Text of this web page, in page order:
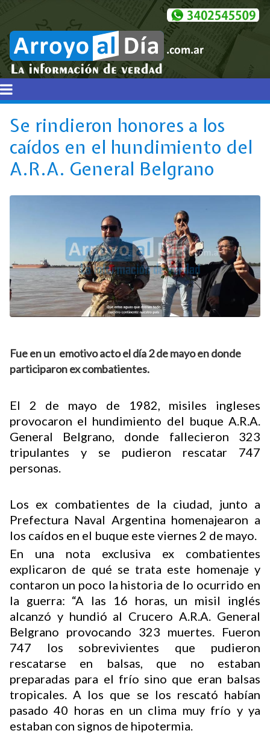
Se rindieron honores a los
caídos en el hundimiento del
A.R.A. General Belgrano
Fue en un emotivo acto el día 2 de mayo en donde
participaron ex combatientes.
El 2 de mayo de 1982, misiles ingleses
provocaron el hundimiento del buque A.R.A.
General Belgrano, donde fallecieron 323
tripulantes y se pudieron rescatar 747
personas.
Los ex combatientes de la ciudad, junto a
Prefectura Naval Argentina homenajearon a
los caídos en el buque este viernes 2 de mayo.
En una nota exclusiva ex combatientes
explicaron de qué se trata este homenaje y
contaron un poco la historia de lo ocurrido en
la guerra: “A las 16 horas, un misil inglés
alcanzó y hundió al Crucero A.R.A. General
Belgrano provocando 323 muertes. Fueron
747 los sobrevivientes que pudieron
rescatarse en balsas, que no estaban
preparadas para el frío sino que eran balsas
tropicales. A los que se los rescató habían
pasado 40 horas en un clima muy frío y ya
estaban con signos de hipotermia.